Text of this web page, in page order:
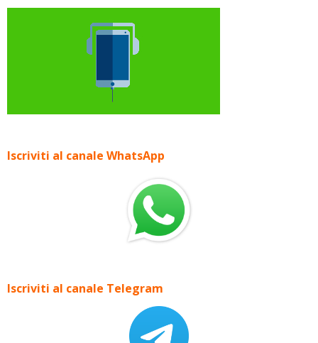
Iscriviti al canale WhatsApp
Iscriviti al canale Telegram